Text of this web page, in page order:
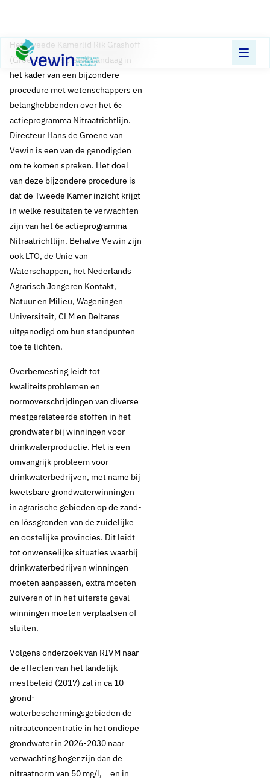
Direct naar content
Terug naar de startpagina
Het Tweede Kamerlid Rik Grashoff
(GroenLinks) spreekt vandaag in
het kader van een bijzondere
procedure met wetenschappers en
belanghebbenden over het 6e
actieprogramma Nitraatrichtlijn.
Directeur Hans de Groene van
Vewin is een van de genodigden
om te komen spreken. Het doel
van deze bijzondere procedure is
dat de Tweede Kamer inzicht krijgt
in welke resultaten te verwachten
zijn van het 6e actieprogramma
Nitraatrichtlijn. Behalve Vewin zijn
ook LTO, de Unie van
Waterschappen, het Nederlands
Agrarisch Jongeren Kontakt,
Natuur en Milieu, Wageningen
Universiteit, CLM en Deltares
uitgenodigd om hun standpunten
toe te lichten.
Overbemesting leidt tot
kwaliteitsproblemen en
normoverschrijdingen van diverse
mestgerelateerde stoffen in het
grondwater bij winningen voor
drinkwaterproductie. Het is een
omvangrijk probleem voor
drinkwaterbedrijven, met name bij
kwetsbare grondwaterwinningen
in agrarische gebieden op de zand-
en lössgronden van de zuidelijke
en oostelijke provincies. Dit leidt
tot onwenselijke situaties waarbij
drinkwaterbedrijven winningen
moeten aanpassen, extra moeten
zuiveren of in het uiterste geval
winningen moeten verplaatsen of
sluiten.
Volgens onderzoek van RIVM naar
de effecten van het landelijk
mestbeleid (2017) zal in ca 10
grond-
waterbeschermingsgebieden de
nitraatconcentratie in het ondiepe
grondwater in 2026-2030 naar
verwachting hoger zijn dan de
nitraatnorm van 50 mg/l, en in